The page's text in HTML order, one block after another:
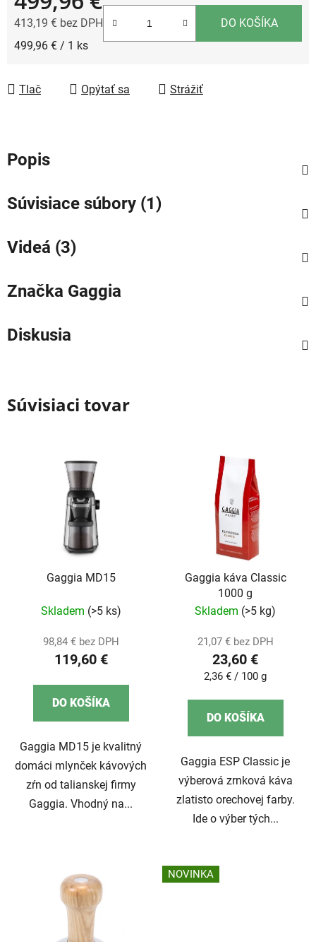
413,19 € bez DPH
Jednotková cena:
499,96 € / 1 ks
DO KOŠÍKA
Tlač Opýtať sa Strážiť
Popis
Súvisiace súbory (1)
Videá (3)
Značka Gaggia
Diskusia
Súvisiaci tovar
Gaggia MD15
Skladem (>5 ks)
98,84 € bez DPH
119,60 €
DO KOŠÍKA
Gaggia MD15 je kvalitný
domáci mlynček kávových
zŕn od talianskej firmy
Gaggia. Vhodný na...
Gaggia káva Classic
1000 g
Skladem (>5 kg)
21,07 € bez DPH
23,60 €
Jednotková
2,36 € / 100 g
DO KOŠÍKA
Gaggia ESP Classic je
výberová zrnková káva
zlatisto orechovej farby.
Ide o výber tých...
NOVINKA